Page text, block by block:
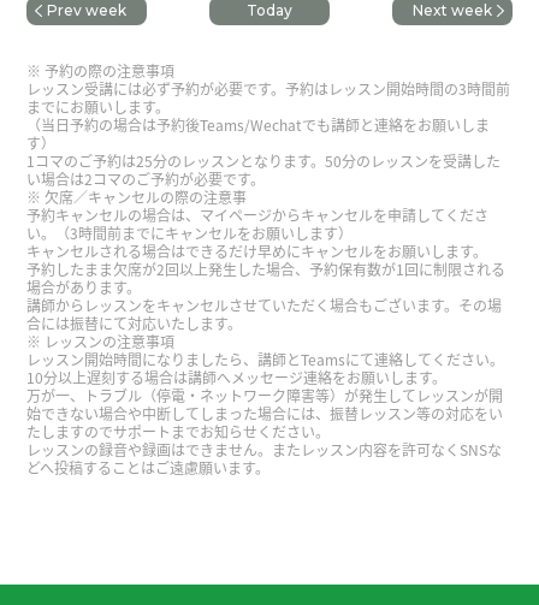
今後の学習についてアドバイスをいただきまし
た。ありがとうございました。
Prev week Today Next week
予約の際の注意事項
レッスン受講には必ず予約が必要です。予約はレッスン開始時間の3時間前
までにお願いします。
（当日予約の場合は予約後Teams/Wechatでも講師と連絡をお願いしま
す）
1コマのご予約は25分のレッスンとなります。50分のレッスンを受講した
い場合は2コマのご予約が必要です。
欠席／キャンセルの際の注意事
予約キャンセルの場合は、マイページからキャンセルを申請してくださ
い。（3時間前までにキャンセルをお願いします）
キャンセルされる場合はできるだけ早めにキャンセルをお願いします。
予約したまま欠席が2回以上発生した場合、予約保有数が1回に制限される
場合があります。
講師からレッスンをキャンセルさせていただく場合もございます。その場
合には振替にて対応いたします。
レッスンの注意事項
レッスン開始時間になりましたら、講師とTeamsにて連絡してください。
10分以上遅刻する場合は講師へメッセージ連絡をお願いします。
万が一、トラブル（停電・ネットワーク障害等）が発生してレッスンが開
始できない場合や中断してしまった場合には、振替レッスン等の対応をい
たしますのでサポートまでお知らせください。
レッスンの録音や録画はできません。またレッスン内容を許可なくSNSな
どへ投稿することはご遠慮願います。